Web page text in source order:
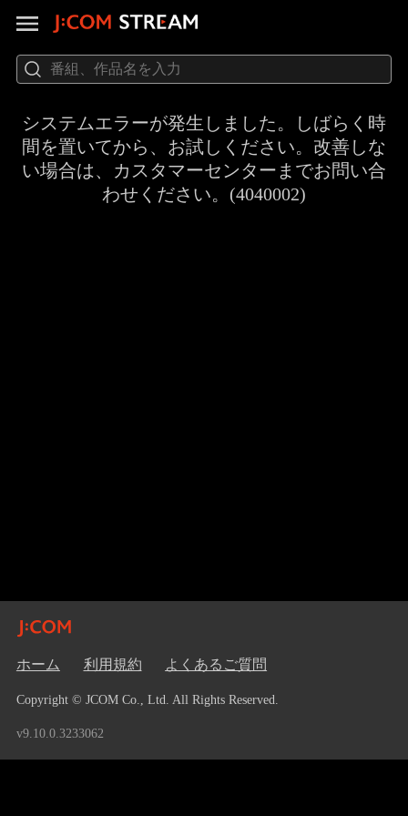
システムエラーが発生しました。しばらく時
間を置いてから、お試しください。改善しな
い場合は、カスタマーセンターまでお問い合
わせください。(4040002)
ホーム 利用規約 よくあるご質問
Copyright © JCOM Co., Ltd. All Rights Reserved.
v9.10.0.3233062